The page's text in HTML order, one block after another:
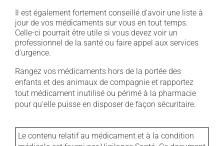
Il est également fortement conseillé d'avoir une liste à
jour de vos médicaments sur vous en tout temps.
Celle-ci pourrait être utile si vous devez voir un
professionnel de la santé ou faire appel aux services
d'urgence.
Rangez vos médicaments hors de la portée des
enfants et des animaux de compagnie et rapportez
tout médicament inutilisé ou périmé à la pharmacie
pour qu'elle puisse en disposer de façon sécuritaire.
Le contenu relatif au médicament et à la condition